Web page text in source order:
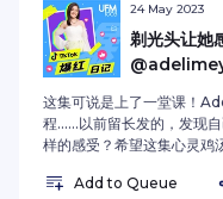
24 May 2023
剃光头让她
这集可说是上了一堂课！
程……以前留长发的，发现
样的感受？希望这集心灵鸡
红日记》！ 赶快追踪
Add to Queue